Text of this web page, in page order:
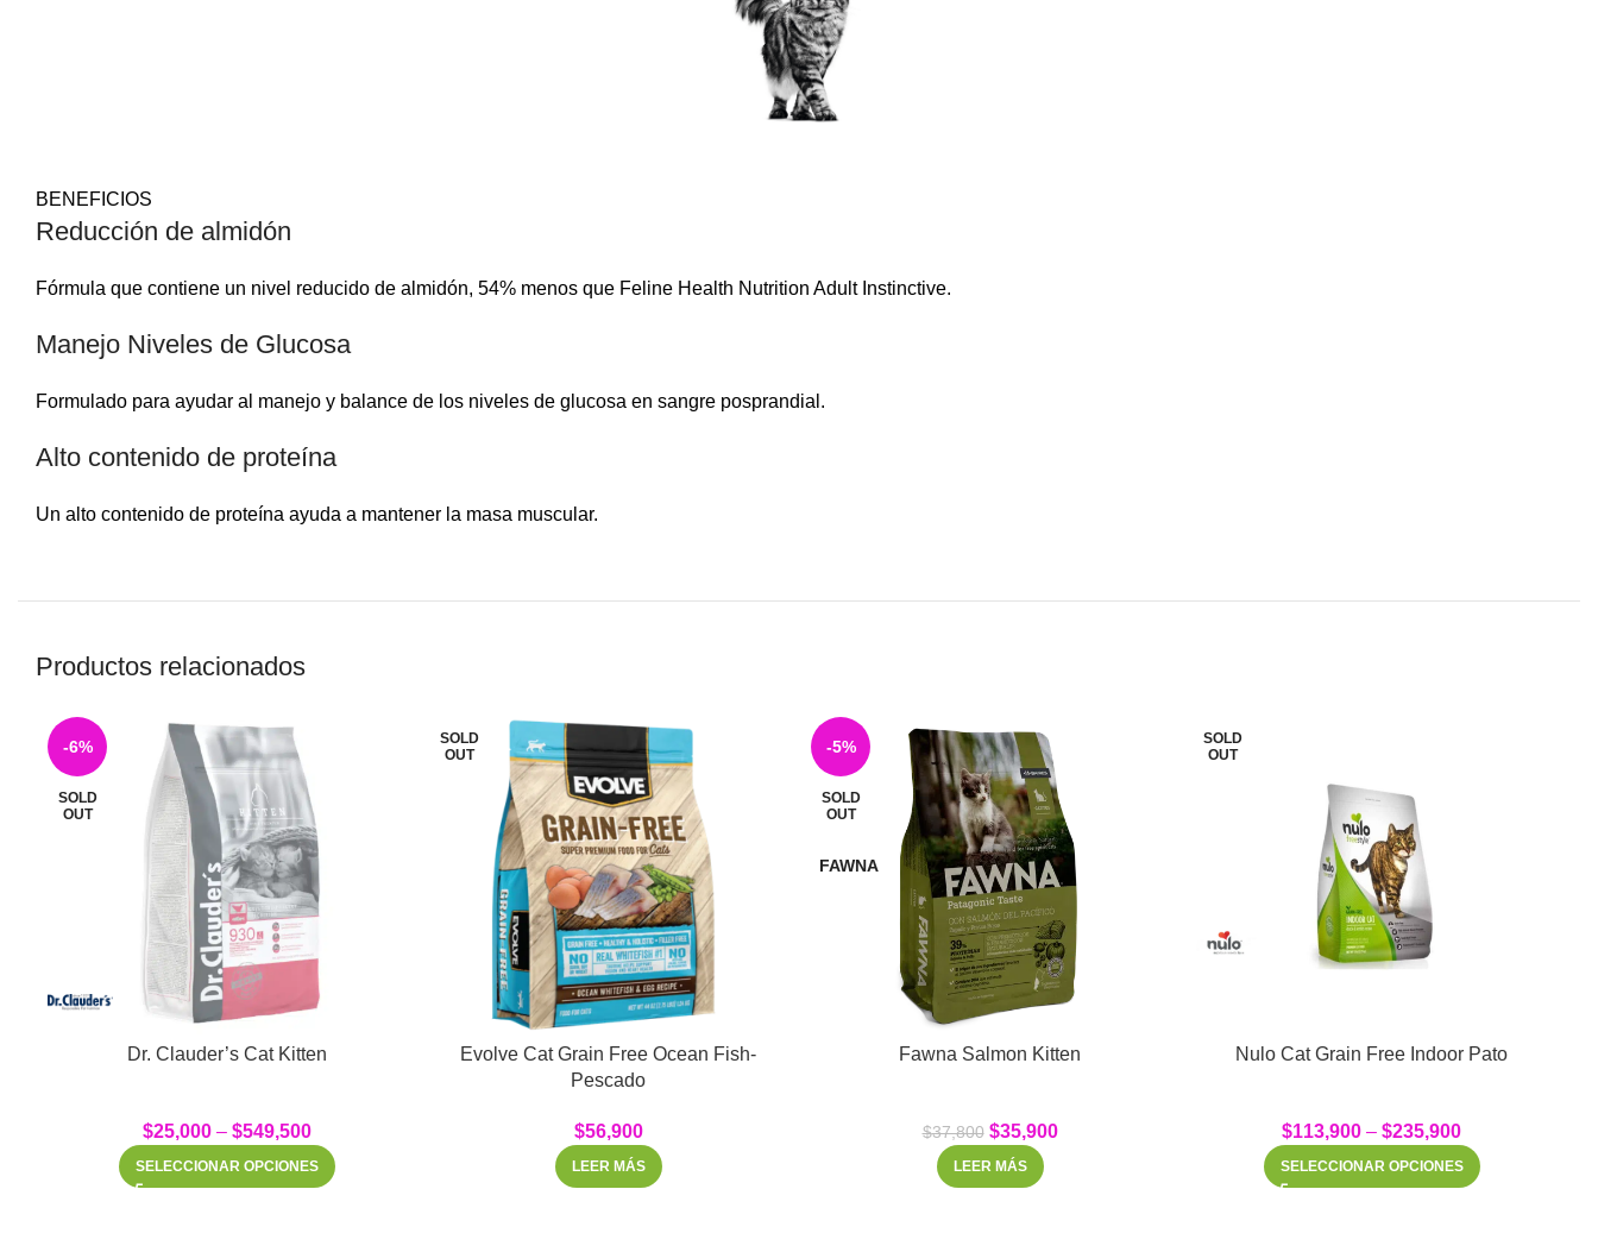
BENEFICIOS
Reducción de almidón
Fórmula que contiene un nivel reducido de almidón, 54% menos que Feline Health Nutrition Adult Instinctive.
Manejo Niveles de Glucosa
Formulado para ayudar al manejo y balance de los niveles de glucosa en sangre posprandial.
Alto contenido de proteína
Un alto contenido de proteína ayuda a mantener la masa muscular.
Productos relacionados
-6%
SOLD
OUT
Dr. Clauder’s Cat Kitten
$25,000– $549,500
SELECCIONAR OPCIONES
SOLD
OUT
Evolve Cat Grain Free Ocean Fish-
Pescado
$56,900
LEER MÁS
-5%
SOLD
OUT
FAWNA
Fawna Salmon Kitten
$37,800 $35,900
LEER MÁS
SOLD
OUT
Nulo Cat Grain Free Indoor Pato
$113,900 – $235,900
SELECCIONAR OPCIONES